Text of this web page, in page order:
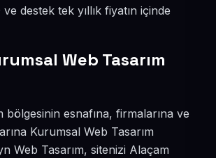
destek tek yıllık fiyatın içinde
Web Tasarım
bölgesinin esnafına, firmalarına ve
Kurumsal Web Tasarım
Web Tasarım, sitenizi Alaçam